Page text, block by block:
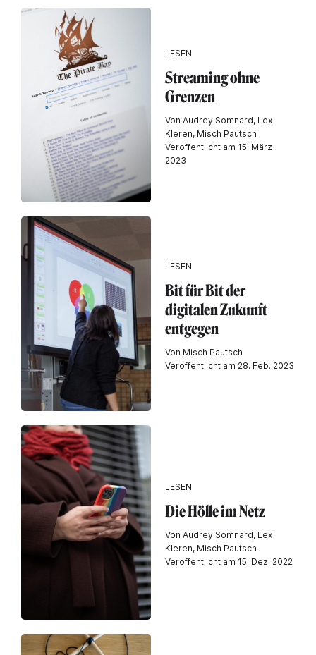
LESEN
Streaming ohne
Grenzen
Von Audrey Somnard, Lex
Kleren, Misch Pautsch
Veröffentlicht am 15. März
2023
LESEN
Bit für Bit der
digitalen Zukunft
entgegen
Von Misch Pautsch
Veröffentlicht am 28. Feb. 2023
LESEN
Die Hölle im Netz
Von Audrey Somnard, Lex
Kleren, Misch Pautsch
Veröffentlicht am 15. Dez. 2022